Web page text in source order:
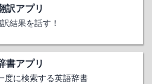
訳アプリ
結果を話す！
書アプリ
度に検索する英語辞書